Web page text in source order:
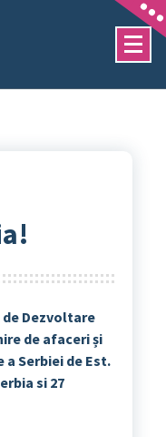
de Dezvoltare
de afaceri și
Serbiei de Est.
si 27